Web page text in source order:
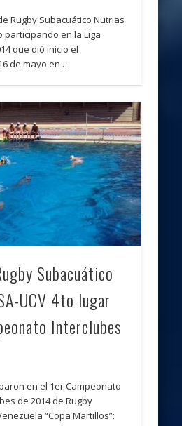
Rugby Subacuático Nutrias
participando en la Liga
que dió inicio el
de mayo en …
Subacuático
UCV 4to lugar
Interclubes
en el 1er Campeonato
de 2014 de Rugby
“Copa Martillos”: